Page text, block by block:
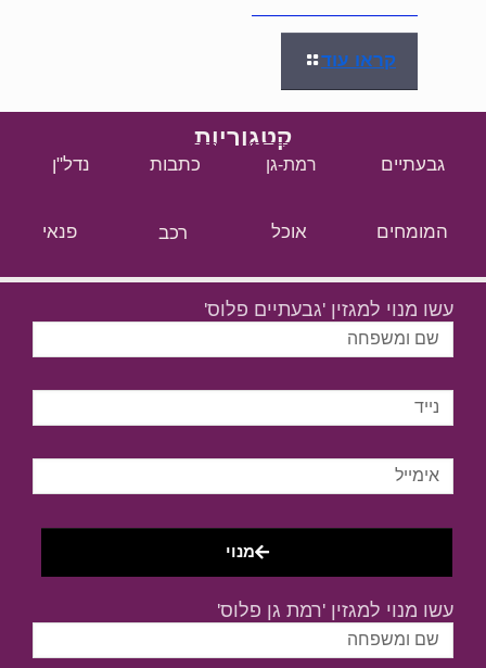
קראו עוד
קטגוריות
גבעתיים רמת-גן כתבות נדל"ן
המומחים אוכל רכב פנאי
עשו מנוי למגזין 'גבעתיים פלוס'
מנוי
עשו מנוי למגזין 'רמת גן פלוס'